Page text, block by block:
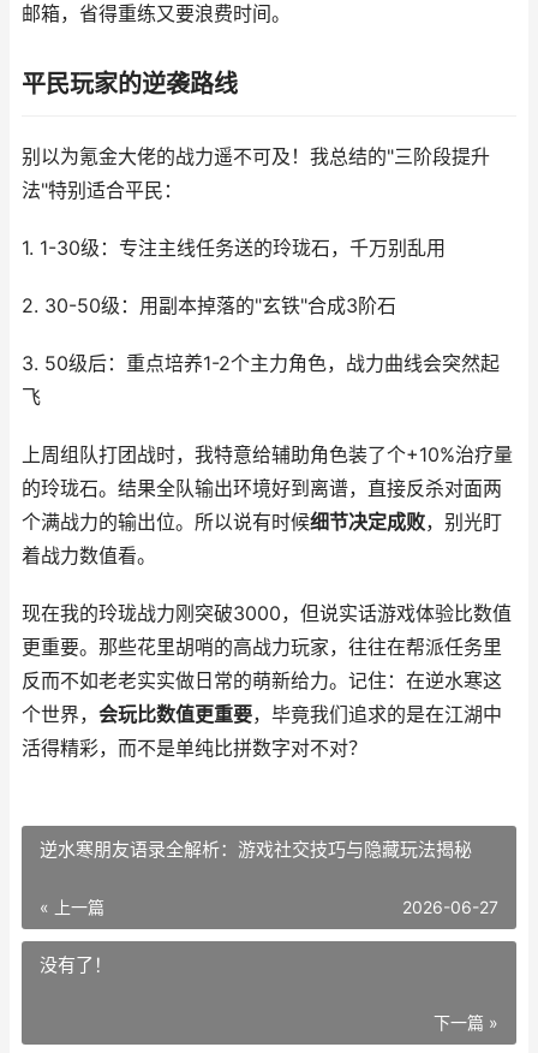
邮箱，省得重练又要浪费时间。
平民玩家的逆袭路线
别以为氪金大佬的战力遥不可及！我总结的"三阶段提升
法"特别适合平民：
1. 1-30级：专注主线任务送的玲珑石，千万别乱用
2. 30-50级：用副本掉落的"玄铁"合成3阶石
3. 50级后：重点培养1-2个主力角色，战力曲线会突然起
飞
上周组队打团战时，我特意给辅助角色装了个+10%治疗量
的玲珑石。结果全队输出环境好到离谱，直接反杀对面两
个满战力的输出位。所以说有时候细节决定成败，别光盯
着战力数值看。
现在我的玲珑战力刚突破3000，但说实话游戏体验比数值
更重要。那些花里胡哨的高战力玩家，往往在帮派任务里
反而不如老老实实做日常的萌新给力。记住：在逆水寒这
个世界， 会玩比数值更重要，毕竟我们追求的是在江湖中
活得精彩，而不是单纯比拼数字对不对？
逆水寒朋友语录全解析：游戏社交技巧与隐藏玩法揭秘
« 上一篇 2026-06-27
没有了！
下一篇 »